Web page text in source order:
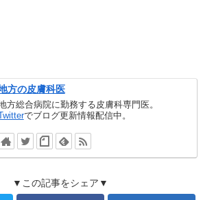
方の皮膚科医
方総合病院に勤務する皮膚科専門医。
でブログ更新情報配信中。
▼この記事をシェア▼